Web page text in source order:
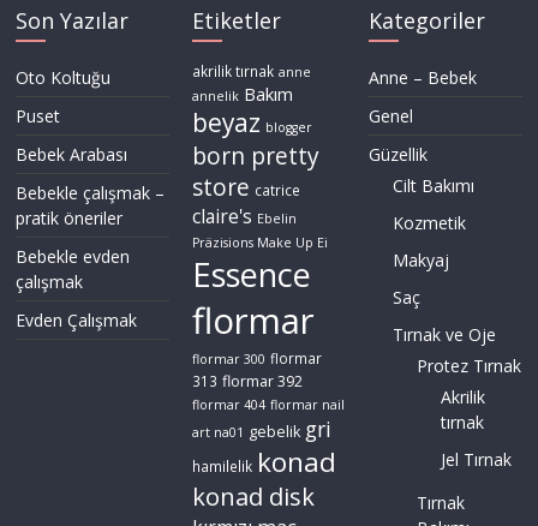
Son Yazılar
Oto Koltuğu
Puset
Bebek Arabası
Bebekle çalışmak –
pratik öneriler
Bebekle evden
çalışmak
Evden Çalışmak
Etiketler
akrilik tırnak anne
annelik Bakım
beyaz blogger
born pretty
store catrice
claire's Ebelin
Präzisions Make Up Ei
Essence
flormar
flormar 300 flormar
313 flormar 392
flormar 404 flormar nail
art na01 gebelik gri
hamilelik konad
konad disk
Kategoriler
Anne – Bebek
Genel
Güzellik
Cilt Bakımı
Kozmetik
Makyaj
Saç
Tırnak ve Oje
Protez Tırnak
Akrilik
tırnak
Jel Tırnak
Tırnak